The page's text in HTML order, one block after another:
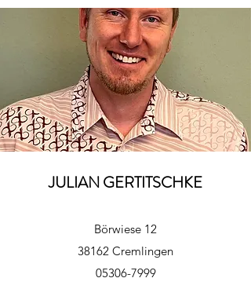
JULIAN GERTITSCHKE
Börwiese 12
38162 Cremlingen
05306-7999